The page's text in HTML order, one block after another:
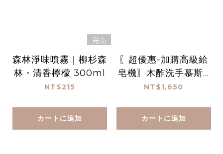
完売
森林淨味噴霧｜柳杉森
林・清香檸檬 300ml
NT$215
カートに追加
〖超優惠-加購高級給
皂機〗木酢洗手慕斯 1
000 mL*3(贈高機給
NT$1,650
カートに追加